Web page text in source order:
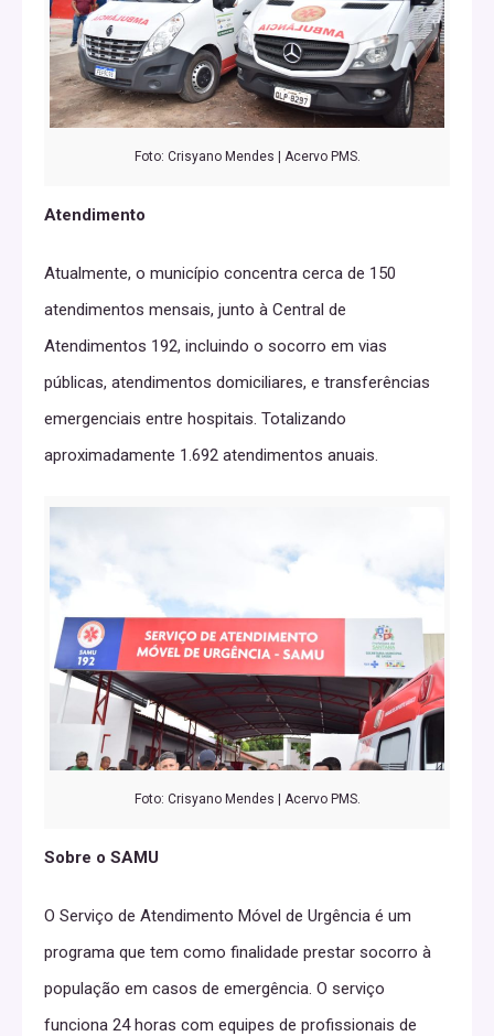
Foto: Crisyano Mendes | Acervo PMS.
Atendimento
Atualmente, o município concentra cerca de 150
atendimentos mensais, junto à Central de
Atendimentos 192, incluindo o socorro em vias
públicas, atendimentos domiciliares, e transferências
emergenciais entre hospitais. Totalizando
aproximadamente 1.692 atendimentos anuais.
Foto: Crisyano Mendes | Acervo PMS.
Sobre o SAMU
O Serviço de Atendimento Móvel de Urgência é um
programa que tem como finalidade prestar socorro à
população em casos de emergência. O serviço
funciona 24 horas com equipes de profissionais de